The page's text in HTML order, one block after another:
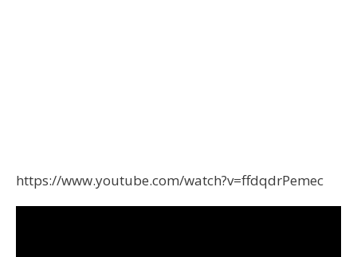
https://www.youtube.com/watch?v=ffdqdrPemec